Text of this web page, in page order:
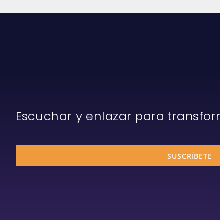
Escuchar y enlazar para
SUSCRÍBETE